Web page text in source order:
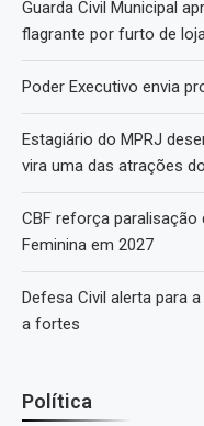
Guarda Civil Municipal
flagrante por furto de
Poder Executivo envia
Estagiário do MPRJ
vira uma das atrações
CBF reforça
Feminina em 2027
Defesa Civil alerta para
a fortes
Política